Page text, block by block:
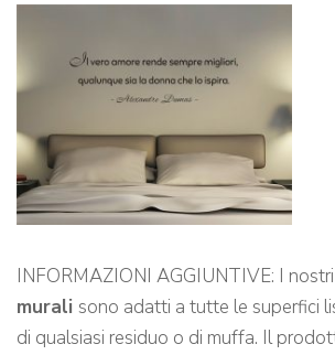
INFORMAZIONI AGGIUNTIVE: I nostri
murali sono adatti a tutte le superfici
di qualsiasi residuo o di muffa. Il